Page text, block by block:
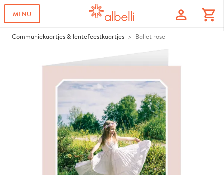
MENU profile shopping_cart
Communiekaartjes & lentefeestkaartjes Ballet rose